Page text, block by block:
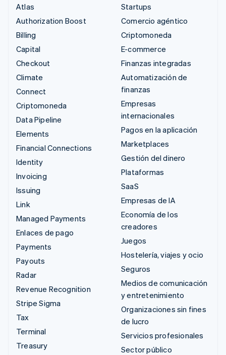
Atlas
Authorization Boost
Billing
Capital
Checkout
Climate
Connect
Criptomoneda
Data Pipeline
Elements
Financial Connections
Identity
Invoicing
Issuing
Link
Managed Payments
Enlaces de pago
Payments
Payouts
Radar
Revenue Recognition
Stripe Sigma
Tax
Terminal
Treasury
Startups
Comercio agéntico
Criptomoneda
E-commerce
Finanzas integradas
Automatización de
finanzas
Empresas
internacionales
Pagos en la aplicación
Marketplaces
Gestión del dinero
Plataformas
SaaS
Empresas de IA
Economía de los
creadores
Juegos
Hostelería, viajes y ocio
Seguros
Medios de comunicación
y entretenimiento
Organizaciones sin fines
de lucro
Servicios profesionales
Sector público